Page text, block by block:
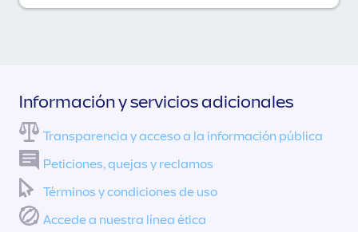
Información y servicios adicionales
Transparencia y acceso a la información pública
Peticiones, quejas y reclamos
Términos y condiciones de uso
Accede a nuestra línea ética